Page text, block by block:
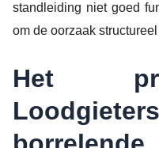
standleiding niet goed
om de oorzaak
Het